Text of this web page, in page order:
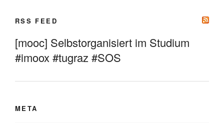
RSS FEED
[mooc] Selbstorganisiert im Studium
#imoox #tugraz #SOS
META